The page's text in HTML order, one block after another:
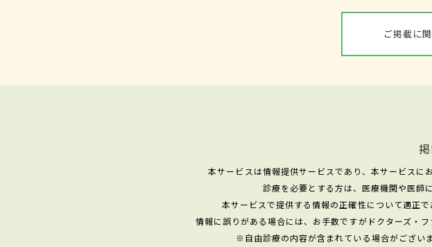
ご掲載に
本サービスは情報提供サービスであり、本サービスに
診療を必要とする方は、医療機関や医師
本サービスで提供する情報の正確性について適正
情報に誤りがある場合には、お手数ですがドクターズ・
※自由診療の内容が含まれている場合がござい